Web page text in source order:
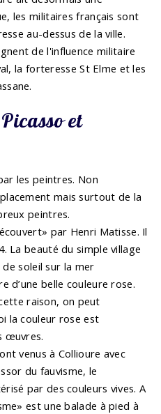
les militaires français sont
au-dessus de la ville.
de l'influence militaire
la forteresse St Elme et les
et
les peintres. Non
mais surtout de la
peintres.
par Henri Matisse. Il
La beauté du simple village
soleil sur la mer
d’une belle couleure rose.
raison, on peut
la couleur rose est
œuvres.
venus à Collioure avec
du fauvisme, le
par des couleurs vives. A
est une balade à pied à